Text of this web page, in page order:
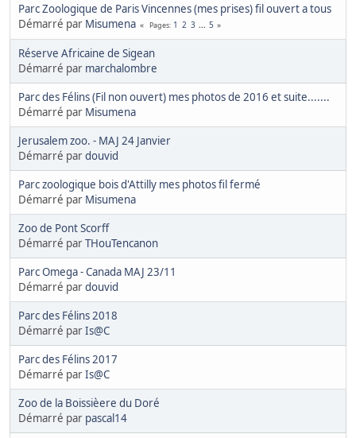
Parc Zoologique de Paris Vincennes (mes prises) fil ouvert a tous
Démarré par Misumena Pages 1 2 3 ... 5
Réserve Africaine de Sigean
Démarré par marchalombre
Parc des Félins (Fil non ouvert) mes photos de 2016 et suite.......
Démarré par Misumena
Jerusalem zoo. - MAJ 24 Janvier
Démarré pardouvid
Parc zoologique bois d'Attilly mes photos fil fermé
Démarré par Misumena
Zoo de Pont Scorff
Démarré parTHouTencanon
Parc Omega - Canada MAJ 23/11
Démarré pardouvid
Parc des Félins 2018
Démarré parIs@C
Parc des Félins 2017
Démarré parIs@C
Zoo de la Boissièere du Doré
Démarré par pascal14